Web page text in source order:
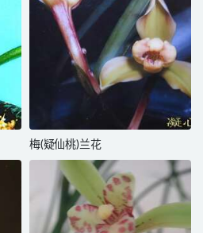
梅(疑仙桃)兰花